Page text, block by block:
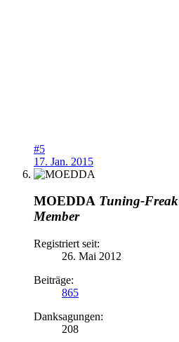
#5
17. Jan. 2015
MOEDDA Tuning-Freak
Member
Registriert seit:
26. Mai 2012
Beiträge:
865
Danksagungen:
208